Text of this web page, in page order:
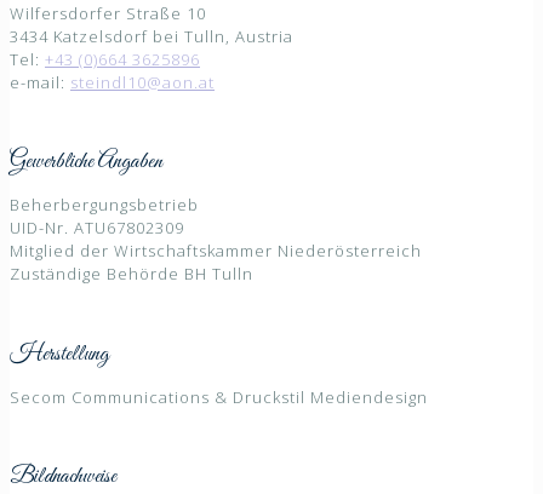
Wilfersdorfer Straße 10
3434 Katzelsdorf bei Tulln, Austria
Tel: +43 (0)664 3625896
e-mail: steindl10@aon.at
Gewerbliche Angaben
Beherbergungsbetrieb
UID-Nr. ATU67802309
Mitglied der Wirtschaftskammer Niederösterreich
Zuständige Behörde BH Tulln
Herstellung
Secom Communications & Druckstil Mediendesign
Bildnachweise